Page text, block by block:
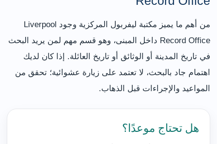
من أهم ما يميز مكتبة ليفربول المركزية وجود Liverpool
Record Office داخل المبنى، وهو قسم مهم لمن يريد البحث
في تاريخ المدينة أو الوثائق أو تاريخ العائلة. إذا كان لديك
اهتمام جاد بالبحث، لا تعتمد على زيارة عشوائية؛ تحقق من
المواعيد والإجراءات قبل الذهاب.
هل تحتاج موعدًا؟